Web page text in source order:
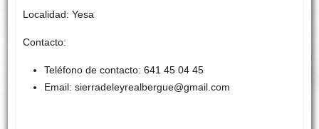
Localidad: Yesa
Contacto:
Teléfono de contacto: 641 45 04 45
Email: sierradeleyrealbergue@gmail.com